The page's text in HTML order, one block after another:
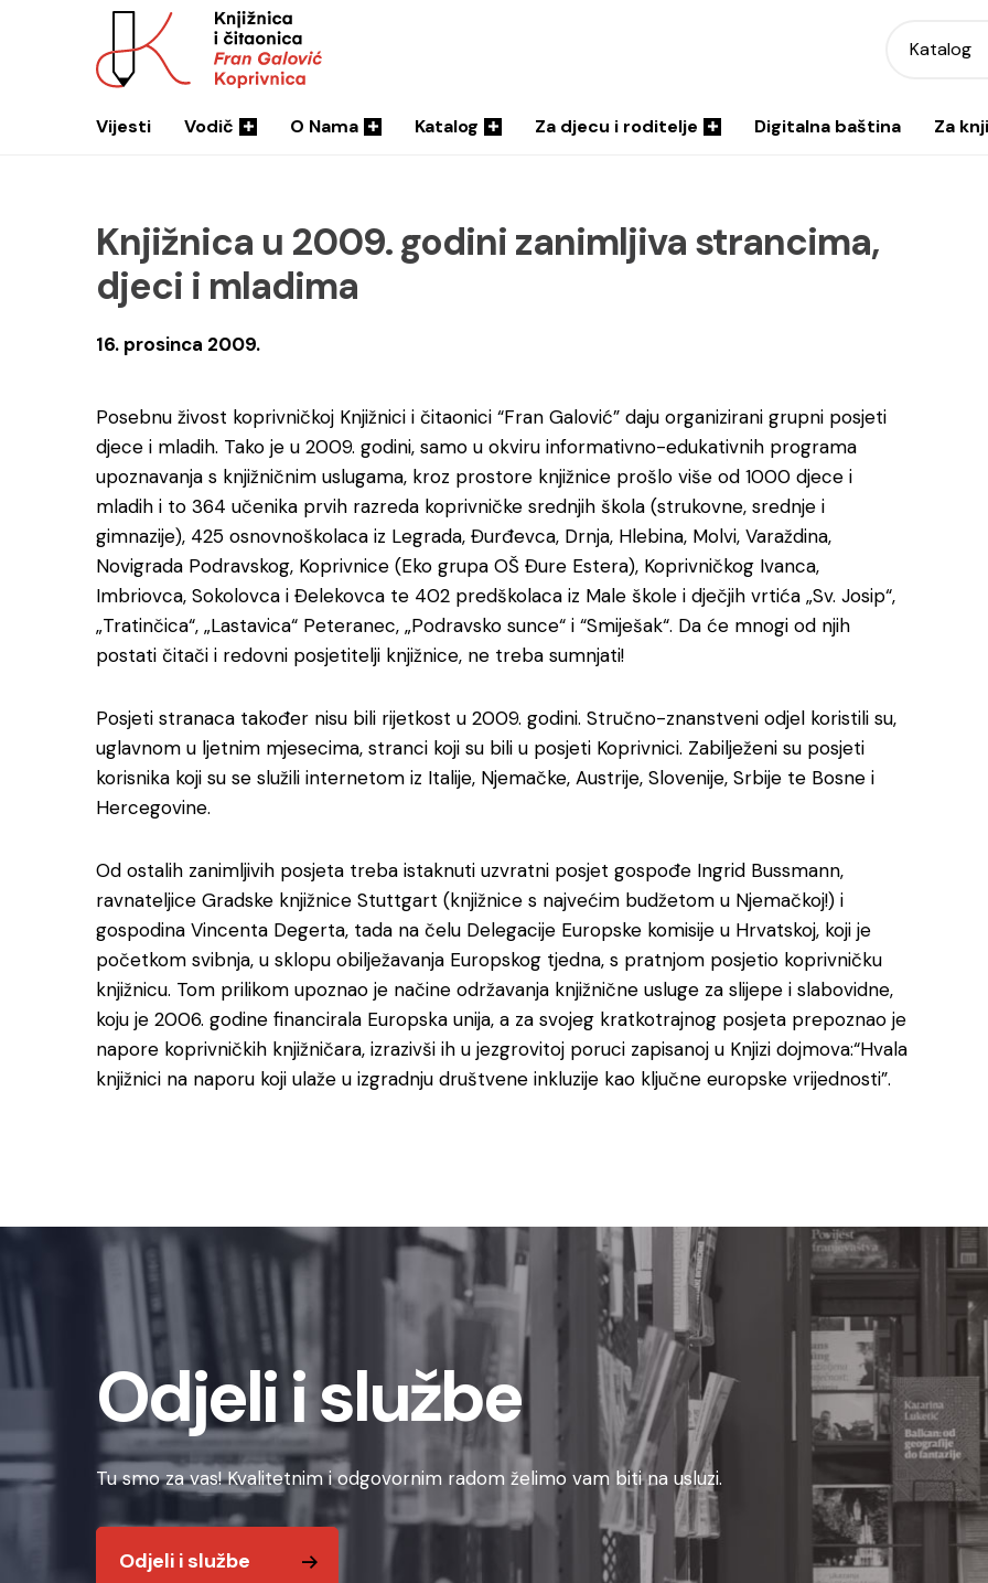
Katalog
Vijesti Vodič O Nama Katalog Za djecu i roditelje Digitalna baština Za
Knjižnica u 2009. godini zanimljiva strancima,
djeci i mladima
16. prosinca 2009.
Posebnu živost koprivničkoj Knjižnici i čitaonici “Fran Galović” daju organizirani grupni posjeti
djece i mladih. Tako je u 2009. godini, samo u okviru informativno-edukativnih programa
upoznavanja s knjižničnim uslugama, kroz prostore knjižnice prošlo više od 1000 djece i
mladih i to 364 učenika prvih razreda koprivničke srednjih škola (strukovne, srednje i
gimnazije), 425 osnovnoškolaca iz Legrada, Đurđevca, Drnja, Hlebina, Molvi, Varaždina,
Novigrada Podravskog, Koprivnice (Eko grupa OŠ Đure Estera), Koprivničkog Ivanca,
Imbriovca, Sokolovca i Đelekovca te 402 predškolaca iz Male škole i dječjih vrtića „Sv. Josip“,
„Tratinčica“, „Lastavica“ Peteranec, „Podravsko sunce“ i “Smiješak“. Da će mnogi od njih
postati čitači i redovni posjetitelji knjižnice, ne treba sumnjati!
Posjeti stranaca također nisu bili rijetkost u 2009. godini. Stručno-znanstveni odjel koristili su,
uglavnom u ljetnim mjesecima, stranci koji su bili u posjeti Koprivnici. Zabilježeni su posjeti
korisnika koji su se služili internetom iz Italije, Njemačke, Austrije, Slovenije, Srbije te Bosne i
Hercegovine.
Od ostalih zanimljivih posjeta treba istaknuti uzvratni posjet gospođe Ingrid Bussmann,
ravnateljice Gradske knjižnice Stuttgart (knjižnice s najvećim budžetom u Njemačkoj!) i
gospodina Vincenta Degerta, tada na čelu Delegacije Europske komisije u Hrvatskoj, koji je
početkom svibnja, u sklopu obilježavanja Europskog tjedna, s pratnjom posjetio koprivničku
knjižnicu. Tom prilikom upoznao je načine održavanja knjižnične usluge za slijepe i slabovidne,
koju je 2006. godine financirala Europska unija, a za svojeg kratkotrajnog posjeta prepoznao je
napore koprivničkih knjižničara, izrazivši ih u jezgrovitoj poruci zapisanoj u Knjizi dojmova:“Hvala
knjižnici na naporu koji ulaže u izgradnju društvene inkluzije kao ključne europske vrijednosti”.
Odjeli i službe
Tu smo za vas! Kvalitetnim i odgovornim radom želimo vam biti na usluzi.
Odjeli i službe